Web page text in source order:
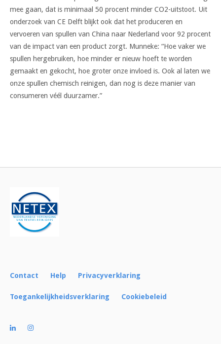
mee gaan, dat is minimaal 50 procent minder CO2-uitstoot. Uit
onderzoek van CE Delft blijkt ook dat het produceren en
vervoeren van spullen van China naar Nederland voor 92 procent
van de impact van een product zorgt. Munneke: “Hoe vaker we
spullen hergebruiken, hoe minder er nieuw hoeft te worden
gemaakt en gekocht, hoe groter onze invloed is. Ook al laten we
onze spullen chemisch reinigen, dan nog is deze manier van
consumeren véél duurzamer.”
navigatie
Contact Help Privacyverklaring
Toegankelijkheidsverklaring Cookiebeleid